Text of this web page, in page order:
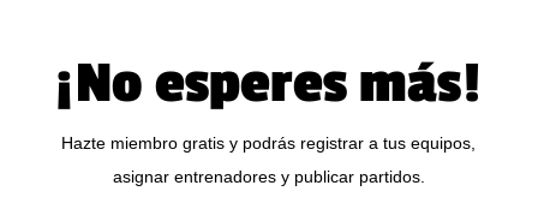
¡No esperes más!
Hazte miembro gratis y podrás registrar a tus equipos,
asignar entrenadores y publicar partidos.